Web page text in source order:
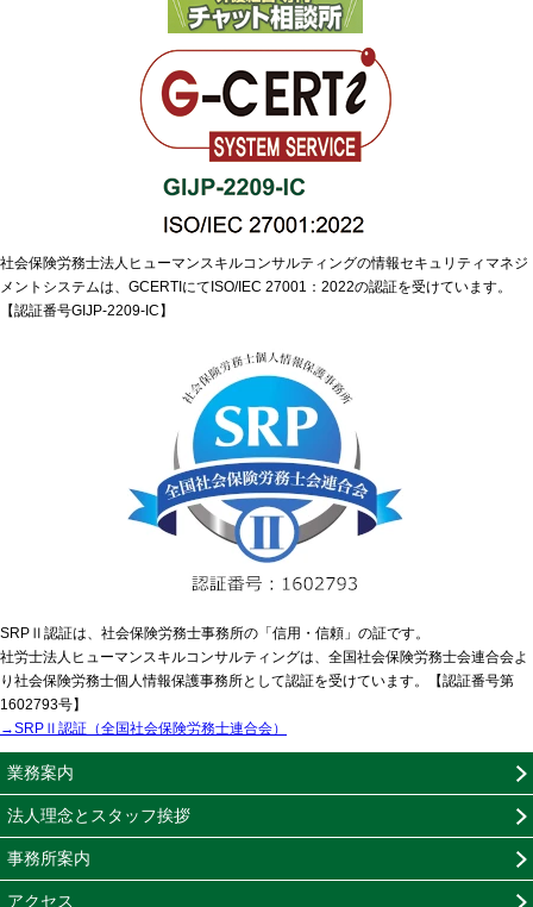
社会保険労務士法人ヒューマンスキルコンサルティングの情報セキュリティマネジ
メントシステムは、GCERTIにてISO/IEC 27001：2022の認証を受けています。
【認証番号GIJP-2209-IC】
SRPⅡ認証は、社会保険労務士事務所の「信用・信頼」の証です。
社労士法人ヒューマンスキルコンサルティングは、全国社会保険労務士会連合会よ
り社会保険労務士個人情報保護事務所として認証を受けています。【認証番号第
1602793号】
→SRPⅡ認証（全国社会保険労務士連合会）
業務案内
法人理念とスタッフ挨拶
事務所案内
アクセス